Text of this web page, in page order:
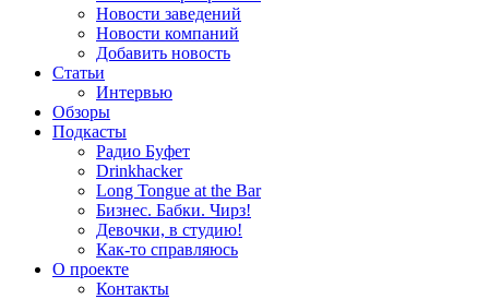
Новости заведений
Новости компаний
Добавить новость
Статьи
Интервью
Обзоры
Подкасты
Радио Буфет
Drinkhacker
Long Tongue at the Bar
Бизнес. Бабки. Чирз!
Девочки, в студию!
Как-то справляюсь
О проекте
Контакты